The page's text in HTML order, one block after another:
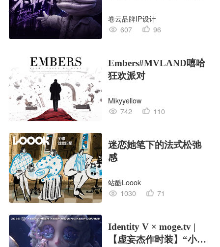
卷云品牌IP设计
607
96
Embers#MVLAND嘻哈
狂欢派对
Mikyyellow
742
110
迷恋她笔下的法式松弛
感
站酷Loook
1030
71
Identity V × moge.tv |
【虚妄杰作时装】“小女